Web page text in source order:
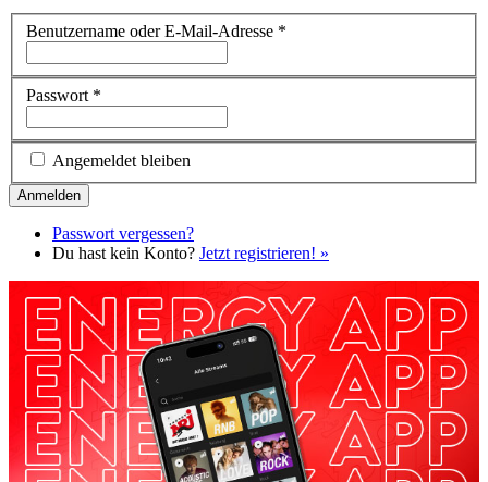
Benutzername oder E-Mail-Adresse *
Passwort *
Angemeldet bleiben
Passwort vergessen?
Du hast kein Konto? Jetzt registrieren! »